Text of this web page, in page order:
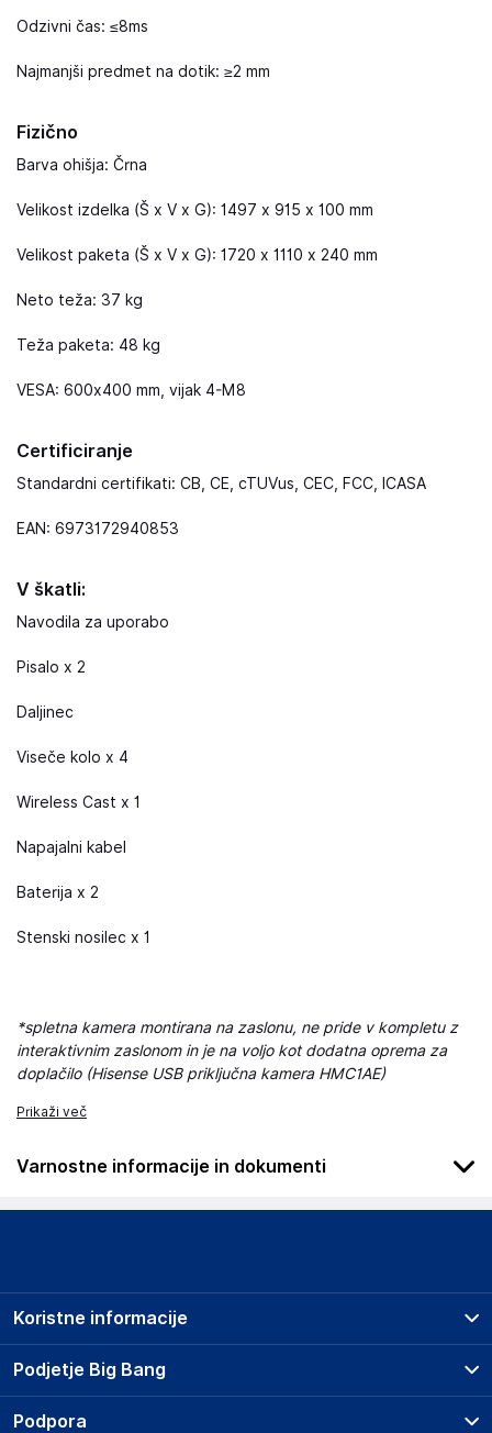
Odzivni čas: ≤8ms
Najmanjši predmet na dotik: ≥2 mm
Fizično
Barva ohišja: Črna
Velikost izdelka (Š x V x G): 1497 x 915 x 100 mm
Velikost paketa (Š x V x G): 1720 x 1110 x 240 mm
Neto teža: 37 kg
Teža paketa: 48 kg
VESA: 600x400 mm, vijak 4-M8
Certificiranje
Standardni certifikati: CB, CE, cTUVus, CEC, FCC, ICASA
EAN: 6973172940853
V škatli:
Navodila za uporabo
Pisalo x 2
Daljinec
Viseče kolo x 4
Wireless Cast x 1
Napajalni kabel
Baterija x 2
Stenski nosilec x 1
*spletna kamera montirana na zaslonu, ne pride v kompletu z
interaktivnim zaslonom in je na voljo kot dodatna oprema za
doplačilo (Hisense USB priključna kamera HMC1AE)
Prikaži več
Varnostne informacije in dokumenti
Podatki o proizvajalcu
Gorenje gospodinjski aparati d.o.o.
Slovenia
Podjetje Big Bang
O podjetju
Koristne informacije
Prodajna mesta
Storitve
Podpora